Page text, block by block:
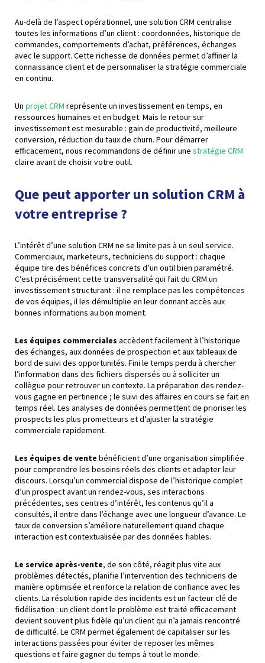
Au-delà de l’aspect opérationnel, une solution CRM centralise
toutes les informations d’un client : coordonnées, historique de
commandes, comportements d’achat, préférences, échanges
avec le support. Cette richesse de données permet d’affiner la
connaissance client et de personnaliser la stratégie commerciale
en continu.
Un projet CRM représente un investissement en temps, en
ressources humaines et en budget. Mais le retour sur
investissement est mesurable : gain de productivité, meilleure
conversion, réduction du taux de churn. Pour démarrer
efficacement, nous recommandons de définir une stratégie CRM
claire avant de choisir votre outil.
Que peut apporter un solution CRM à
votre entreprise ?
L’intérêt d’une solution CRM ne se limite pas à un seul service.
Commerciaux, marketeurs, techniciens du support : chaque
équipe tire des bénéfices concrets d’un outil bien paramétré.
C’est précisément cette transversalité qui fait du CRM un
investissement structurant : il ne remplace pas les compétences
de vos équipes, il les démultiplie en leur donnant accès aux
bonnes informations au bon moment.
Les équipes commerciales accèdent facilement à l’historique
des échanges, aux données de prospection et aux tableaux de
bord de suivi des opportunités. Fini le temps perdu à chercher
l’information dans des fichiers dispersés ou à solliciter un
collègue pour retrouver un contexte. La préparation des rendez-
vous gagne en pertinence ; le suivi des affaires en cours se fait en
temps réel. Les analyses de données permettent de prioriser les
prospects les plus prometteurs et d’ajuster la stratégie
commerciale rapidement.
Les équipes de vente bénéficient d’une organisation simplifiée
pour comprendre les besoins réels des clients et adapter leur
discours. Lorsqu’un commercial dispose de l’historique complet
d’un prospect avant un rendez-vous, ses interactions
précédentes, ses centres d’intérêt, les contenus qu’il a
consultés, il entre dans l’échange avec une longueur d’avance. Le
taux de conversion s’améliore naturellement quand chaque
interaction est contextualisée par des données fiables.
Le service après-vente, de son côté, réagit plus vite aux
problèmes détectés, planifie l’intervention des techniciens de
manière optimisée et renforce la relation de confiance avec les
clients. La résolution rapide des incidents est un facteur clé de
fidélisation : un client dont le problème est traité efficacement
devient souvent plus fidèle qu’un client qui n’a jamais rencontré
de difficulté. Le CRM permet également de capitaliser sur les
interactions passées pour éviter de reposer les mêmes
questions et faire gagner du temps à tout le monde.